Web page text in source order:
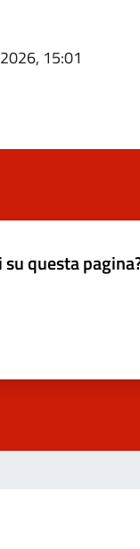
15:01
questa